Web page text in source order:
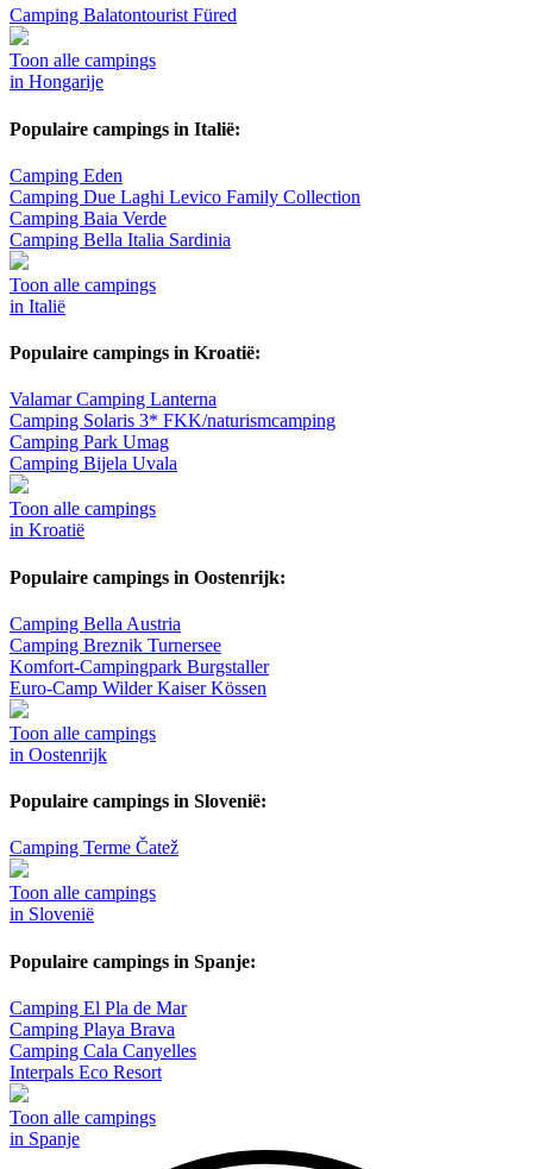
Camping Balatontourist Füred
Toon alle campings
in Hongarije
Populaire campings in Italië:
Camping Eden
Camping Due Laghi Levico Family Collection
Camping Baia Verde
Camping Bella Italia Sardinia
Toon alle campings
in Italië
Populaire campings in Kroatië:
Valamar Camping Lanterna
Camping Solaris 3* FKK/naturismcamping
Camping Park Umag
Camping Bijela Uvala
Toon alle campings
in Kroatië
Populaire campings in Oostenrijk:
Camping Bella Austria
Camping Breznik Turnersee
Komfort-Campingpark Burgstaller
Euro-Camp Wilder Kaiser Kössen
Toon alle campings
in Oostenrijk
Populaire campings in Slovenië:
Camping Terme Čatež
Toon alle campings
in Slovenië
Populaire campings in Spanje:
Camping El Pla de Mar
Camping Playa Brava
Camping Cala Canyelles
Interpals Eco Resort
Toon alle campings
in Spanje